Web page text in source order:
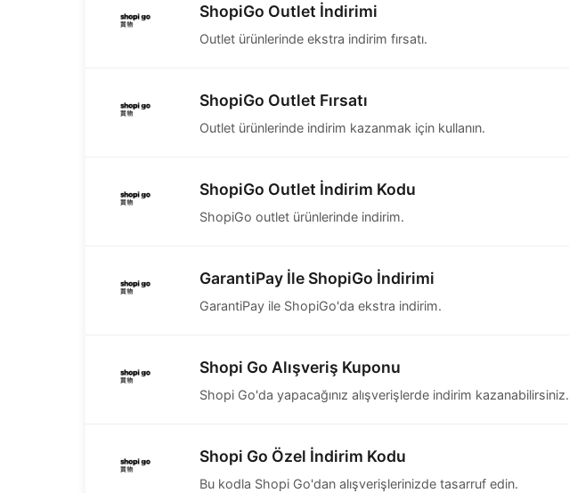
ShopiGo Outlet İndirimi
Outlet ürünlerinde ekstra indirim fırsatı.
ShopiGo Outlet Fırsatı
Outlet ürünlerinde indirim kazanmak için kullanın.
ShopiGo Outlet İndirim Kodu
ShopiGo outlet ürünlerinde indirim.
GarantiPay İle ShopiGo İndirimi
GarantiPay ile ShopiGo'da ekstra indirim.
Shopi Go Alışveriş Kuponu
Shopi Go'da yapacağınız alışverişlerde indirim kazanabilirsiniz.
Shopi Go Özel İndirim Kodu
Bu kodla Shopi Go'dan alışverişlerinizde tasarruf edin.